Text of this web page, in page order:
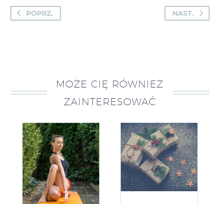
POPRZ. NAST.
MOŻE CIĘ RÓWNIEŻ
ZAINTERESOWAĆ